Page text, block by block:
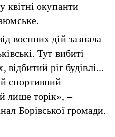
квітні окупанти
воєнних дій зазнала
Тут вибиті
відбитий ріг будівлі...
спортивний
лише торік», –
Борівської громади.